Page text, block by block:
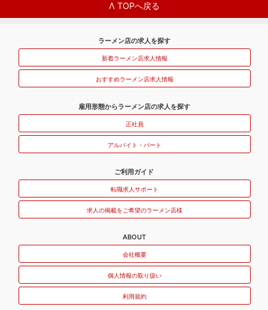
Λ TOPへ戻る
ラーメン店の求人を探す
新着ラーメン店求人情報
おすすめラーメン店求人情報
雇用形態からラーメン店の求人を探す
正社員
アルバイト・パート
ご利用ガイド
転職求人サポート
求人の掲載をご希望のラーメン店様
ABOUT
会社概要
個人情報の取り扱い
利用規約